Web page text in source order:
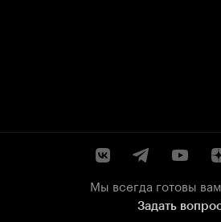
Мы всегда готовы
Задать